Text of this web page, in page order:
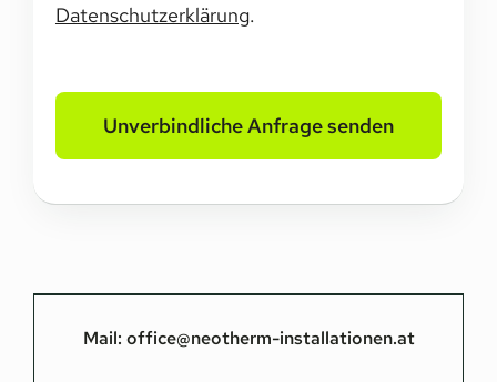
Datenschutzerklärung.
Unverbindliche Anfrage senden
Mail: office@neotherm-installationen.at